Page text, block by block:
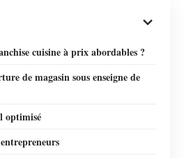
cuisine à prix abordables ?
de magasin sous enseigne de
optimisé